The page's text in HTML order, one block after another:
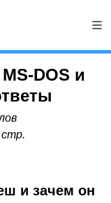
DOS и
и зачем он